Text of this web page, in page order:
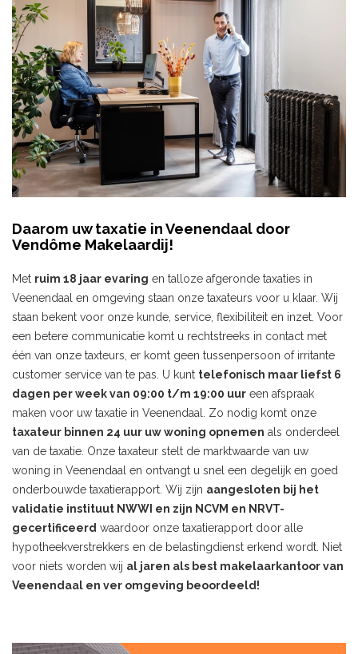
Daarom uw taxatie in Veenendaal door
Vendôme Makelaardij!
Met ruim 18 jaar evaring en talloze afgeronde taxaties in
Veenendaal en omgeving staan onze taxateurs voor u klaar. Wij
staan bekent voor onze kunde, service, flexibiliteit en inzet. Voor
een betere communicatie komt u rechtstreeks in contact met
één van onze taxteurs, er komt geen tussenpersoon of irritante
customer service van te pas. U kunt telefonisch maar liefst 6
dagen per week van 09:00 t/m 19:00 uur een afspraak
maken voor uw taxatie in Veenendaal. Zo nodig komt onze
taxateur binnen 24 uur uw woning opnemen als onderdeel
van de taxatie. Onze taxateur stelt de marktwaarde van uw
woning in Veenendaal en ontvangt u snel een degelijk en goed
onderbouwde taxatierapport. Wij zijn aangesloten bij het
validatie instituut NWWI en zijn NCVM en NRVT-
gecertificeerd waardoor onze taxatierapport door alle
hypotheekverstrekkers en de belastingdienst erkend wordt. Niet
voor niets worden wij al jaren als best makelaarkantoor van
Veenendaal en ver omgeving beoordeeld!